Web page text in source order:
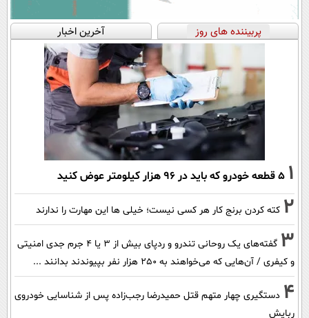
پربیننده های روز آخرین اخبار
1 ۵ قطعه خودرو که باید در ۹۶ هزار کیلومتر عوض کنید
2 کته کردن برنج کار هر کسی نیست؛ خیلی ها این مهارت را ندارند
3
گفته‌های یک روحانی تندرو و ردپای بیش از ۳ یا ۴ جرم جدی امنیتی
و کیفری / آن‌هایی که می‌خواهند به ۲۵۰ هزار نفر بپیوندند بدانند ...
4 دستگیری چهار متهم قتل حمیدرضا رجب‌زاده پس از شناسایی خودروی
ربایش